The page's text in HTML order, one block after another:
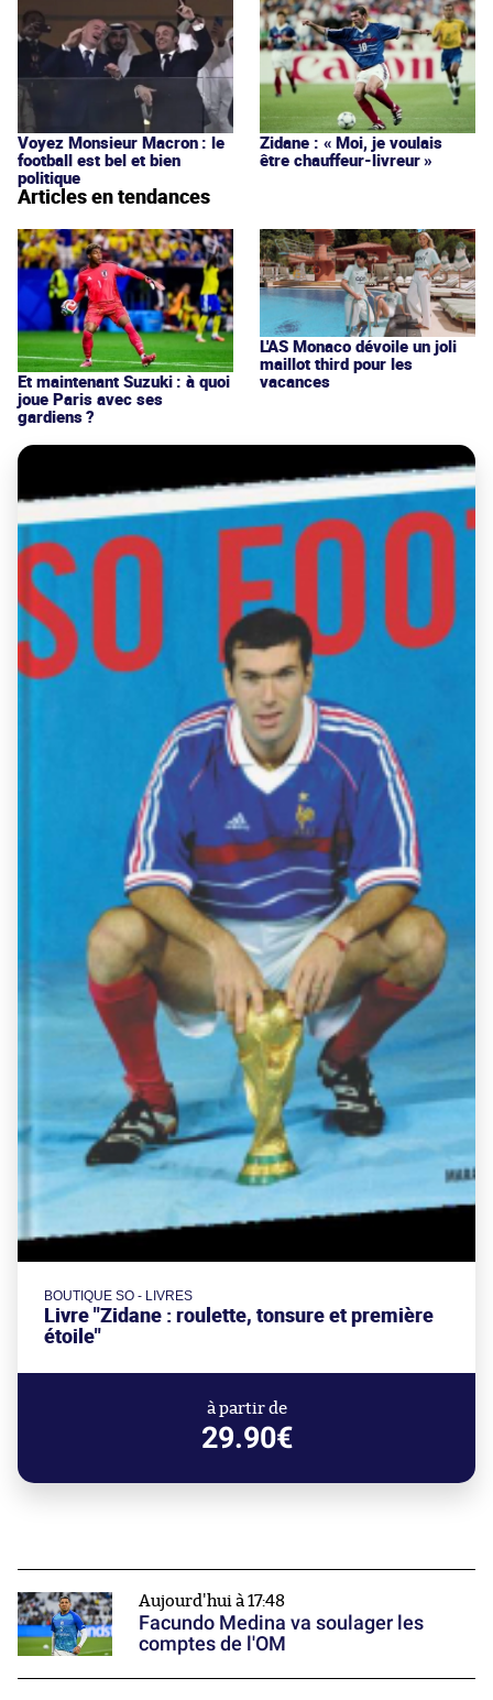
Voyez Monsieur Macron : le
football est bel et bien
politique
Zidane : « Moi, je voulais
être chauffeur-livreur »
Articles en tendances
Et maintenant Suzuki : à quoi
joue Paris avec ses
gardiens ?
L'AS Monaco dévoile un joli
maillot third pour les
vacances
BOUTIQUE SO - LIVRES
Livre "Zidane : roulette, tonsure et première
étoile"
à partir de
29.90€
Aujourd'hui à 17:48
Facundo Medina va soulager les
comptes de l'OM